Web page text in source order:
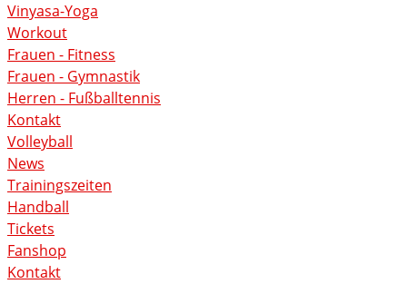
Vinyasa-Yoga
Workout
Frauen - Fitness
Frauen - Gymnastik
Herren - Fußballtennis
Kontakt
Volleyball
News
Trainingszeiten
Handball
Tickets
Fanshop
Kontakt